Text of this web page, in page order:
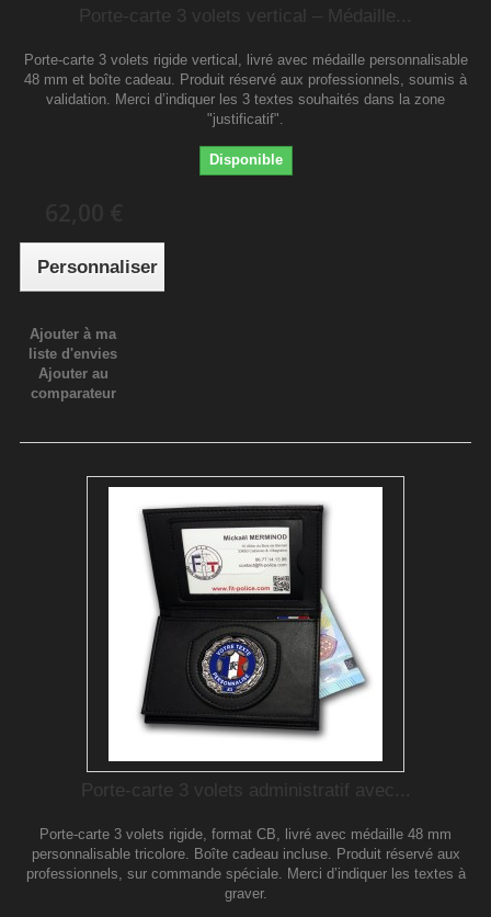
Porte-carte 3 volets vertical – Médaille...
Porte-carte 3 volets rigide vertical, livré avec médaille personnalisable
48 mm et boîte cadeau. Produit réservé aux professionnels, soumis à
validation. Merci d’indiquer les 3 textes souhaités dans la zone
"justificatif".
Disponible
Personnaliser
Ajouter à ma
liste d'envies
Ajouter au
comparateur
Porte-carte 3 volets administratif avec...
Porte-carte 3 volets rigide, format CB, livré avec médaille 48 mm
personnalisable tricolore. Boîte cadeau incluse. Produit réservé aux
professionnels, sur commande spéciale. Merci d’indiquer les textes à
graver.